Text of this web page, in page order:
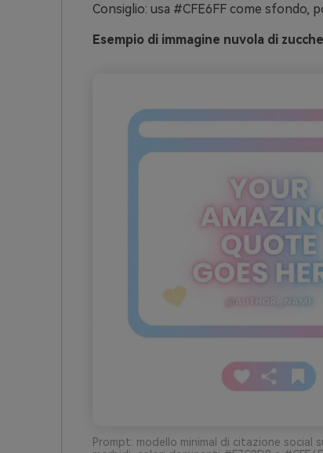
Consiglio: usa #CFE6FF come sfondo,
Esempio di immagine nuvola di
Prompt: modello minimal di citazione